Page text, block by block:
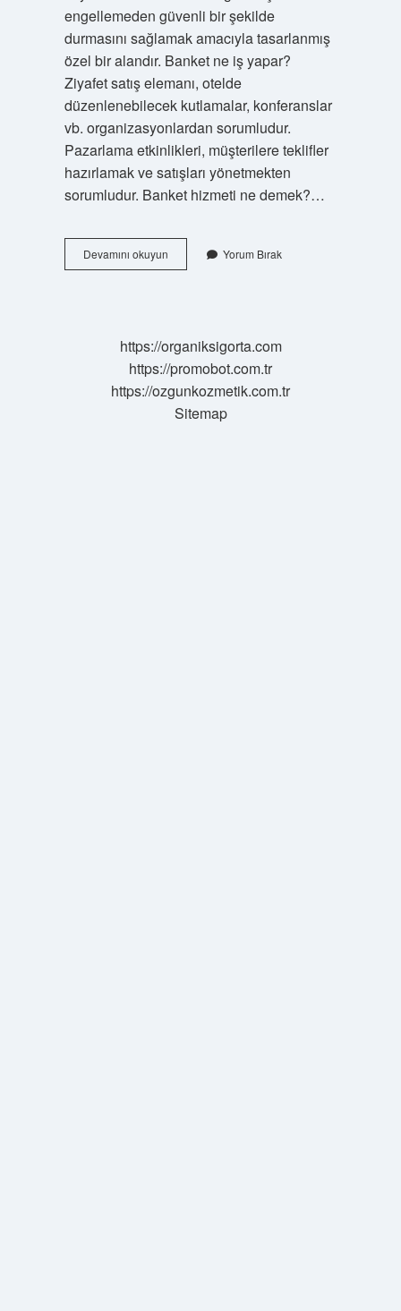
engellemeden güvenli bir şekilde
durmasını sağlamak amacıyla tasarlanmış
özel bir alandır. Banket ne iş yapar?
Ziyafet satış elemanı, otelde
düzenlenebilecek kutlamalar, konferanslar
vb. organizasyonlardan sorumludur.
Pazarlama etkinlikleri, müşterilere teklifler
hazırlamak ve satışları yönetmekten
sorumludur. Banket hizmeti ne demek?…
Devamını okuyunBanket
Neye
Yorum Bırak
https://organiksigorta.com
https://promobot.com.tr
https://ozgunkozmetik.com.tr
Sitemap